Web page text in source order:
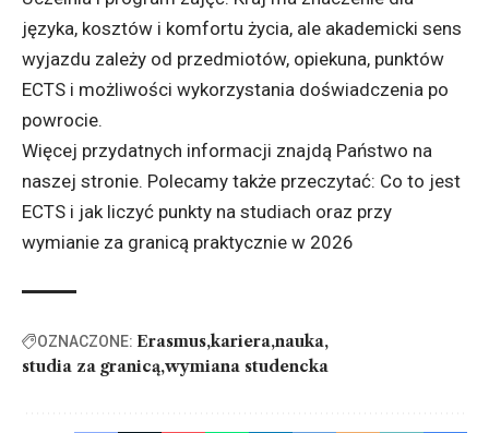
języka, kosztów i komfortu życia, ale akademicki sens
wyjazdu zależy od przedmiotów, opiekuna, punktów
ECTS i możliwości wykorzystania doświadczenia po
powrocie.
Więcej przydatnych informacji znajdą Państwo na
naszej stronie. Polecamy także przeczytać: Co to jest
ECTS i jak liczyć punkty na studiach oraz przy
wymianie za granicą praktycznie w 2026
OZNACZONE: Erasmus kariera nauka
studia za granicą wymiana studencka